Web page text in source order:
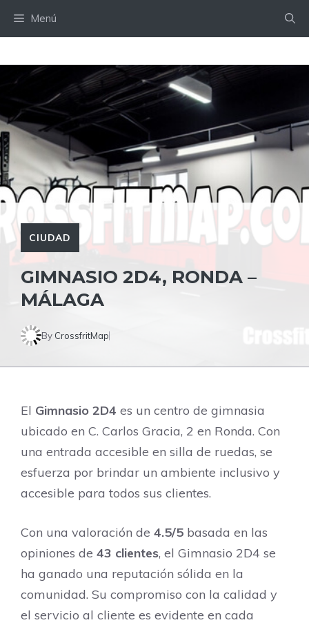
Menú
CIUDAD
GIMNASIO 2D4, RONDA –
MÁLAGA
By CrossfritMap
El Gimnasio 2D4 es un centro de gimnasia
ubicado en C. Carlos Gracia, 2 en Ronda. Con
una entrada accesible en silla de ruedas, se
esfuerza por brindar un ambiente inclusivo y
accesible para todos sus clientes.
Con una valoración de 4.5/5 basada en las
opiniones de 43 clientes, el Gimnasio 2D4 se
ha ganado una reputación sólida en la
comunidad. Su compromiso con la calidad y
el servicio al cliente es evidente en cada